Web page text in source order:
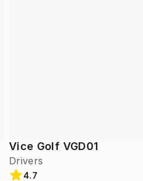
Vice Golf VGD01
Drivers
4.7